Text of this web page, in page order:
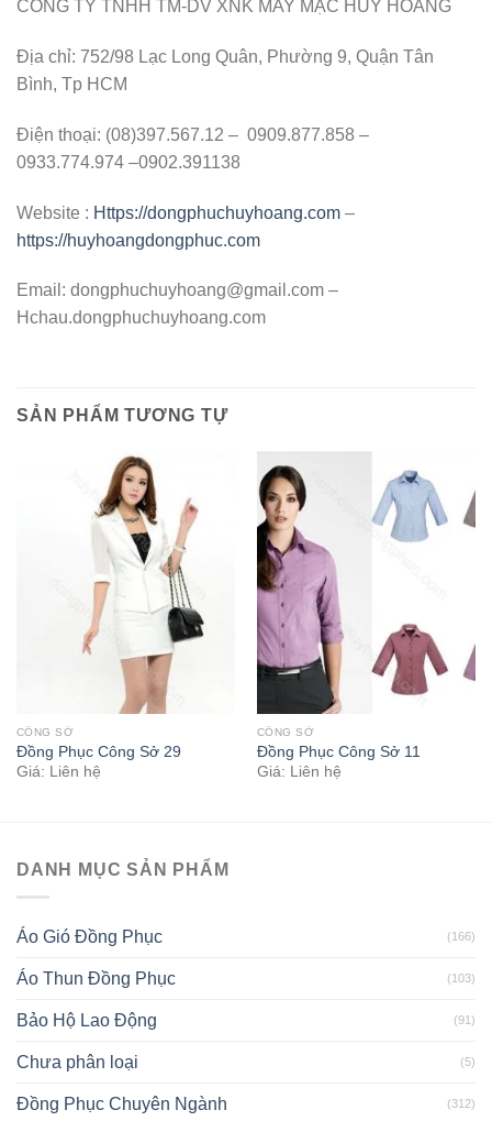
CÔNG TY TNHH TM-DV XNK MAY MẶC HUY HOÀNG
Địa chỉ: 752/98 Lạc Long Quân, Phường 9, Quận Tân
Bình, Tp HCM
Điện thoại: (08)397.567.12 – 0909.877.858 –
0933.774.974 –0902.391138
Website : Https://dongphuchuyhoang.com –
https://huyhoangdongphuc.com
Email: dongphuchuyhoang@gmail.com –
Hchau.dongphuchuyhoang.com
SẢN PHẨM TƯƠNG TỰ
CÔNG SỞ
Đồng Phục Công Sở 29
Giá: Liên hệ
CÔNG SỞ
Đồng Phục Công Sở 11
Giá: Liên hệ
DANH MỤC SẢN PHẨM
Áo Gió Đồng Phục (166)
Áo Thun Đồng Phục (103)
Bảo Hộ Lao Động (91)
Chưa phân loại (5)
Đồng Phục Chuyên Ngành (312)